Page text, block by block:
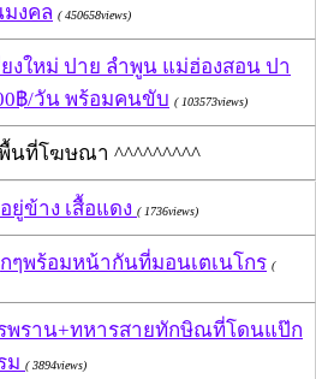
งคล ( 450658views)
งใหม่ ปาย ลำพูน แม่ฮ่องสอน ปา
฿/วัน พร้อมคนขับ ( 103573views)
นที่โฆษณา ^^^^^^^^^
ยู่ข้าง เสื้อแดง ( 1736views)
พร้อมหน้ากันที่มอนเตเนโกร (
พราน+ทหารสายทักษิณที่โดนแป๊ก
ม ( 3894views)